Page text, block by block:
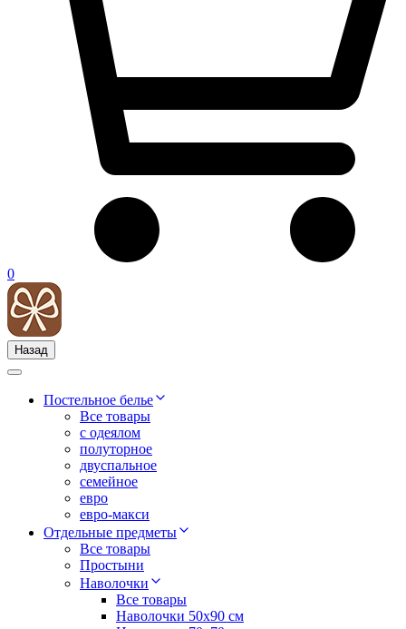
0
Назад
Постельное белье
Все товары
с одеялом
полуторное
двуспальное
семейное
евро
евро-макси
Отдельные предметы
Все товары
Простыни
Наволочки
Все товары
Наволочки 50x90 см